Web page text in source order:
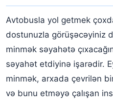
Avtobusla yol getmek
dostunuzla görüşəcəyiniz
minmək səyahətə
səyahət etdiyinə işarədir.
minmək, arxada çevrilən
və bunu etməyə çalışan